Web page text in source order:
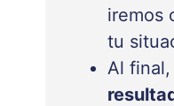
iremos
tu
Al